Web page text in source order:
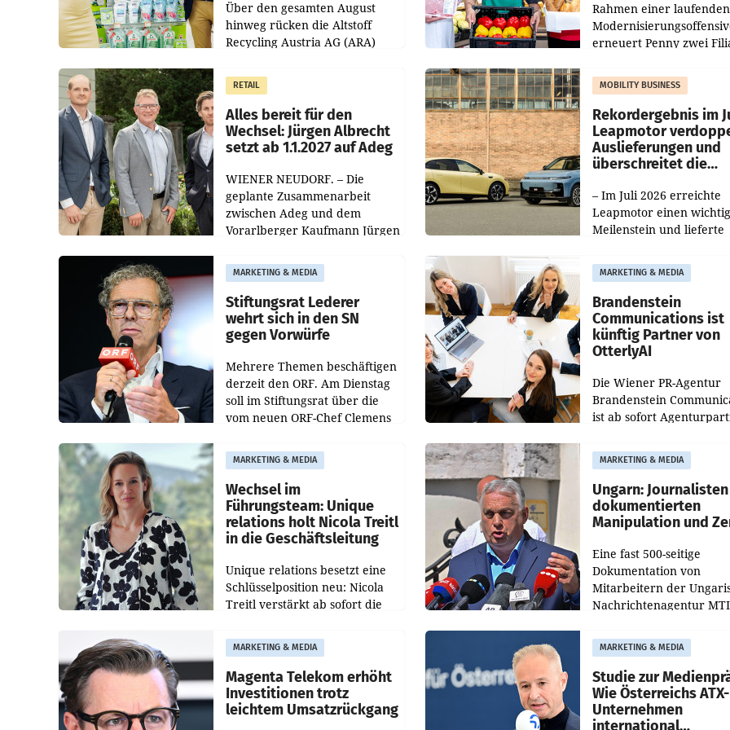
Über den gesamten August
hinweg rücken die Altstoff
Recycling Austria AG (ARA)
Müller die Initiative „Kreislauf-
Helden“ in allen
österreichischen Müller-Filialen
Rahmen einer laufenden
erneuert Penny zwei
Die beiden Standorte
Haag sowie im rund
RETAIL
Alles bereit für den
Wechsel: Jürgen Albrecht
setzt ab 1.1.2027 auf Adeg
WIENER NEUDORF. – Die
geplante Zusammenarbeit
zwischen Adeg und dem
Vorarlberger Kaufmann Jürgen
freigegeben: Die
Bundeswettbewerbsbehörde
und der Bundeskartellanwalt
MOBILITY BUSINESS
Rekordergebnis im
Leapmotor
Auslieferungen und
überschreitet die
– Im Juli 2026 erreichte
Leapmotor einen
Meilenstein und lieferte
aus, womit sich das
gegenüber Juli 2025
verdoppelte (+102
MARKETING & MEDIA
Stiftungsrat Lederer
wehrt sich in den SN
gegen Vorwürfe
Mehrere Themen beschäftigen
derzeit den ORF. Am Dienstag
soll im Stiftungsrat über die
vom neuen ORF-Chef Clemens
Besetzungen für die
Direktionen abgestimmt
werden.
MARKETING & MEDIA
Brandenstein
Communications ist
künftig Partner von
OtterlyAI
Die Wiener PR-Agentur
Brandenstein
ist ab sofort
Optimierungsplattform
OtterlyAI. Damit baut die
Agentur ihr
MARKETING & MEDIA
Wechsel im
Führungsteam: Unique
relations holt Nicola Treitl
in die Geschäftsleitung
Unique relations besetzt eine
Schlüsselposition neu: Nicola
Treitl verstärkt ab sofort die
PR-Agentur an der Seite von
Josef Kalina und Anna Kalina-
Mahr.
MARKETING & MEDIA
Ungarn: Journalisten
dokumentierten
Manipulation und
Eine fast 500-seitige
Dokumentation von
Mitarbeitern der
Nachrichtenagentur
Manipulation und Zensur
der Agentur während
MARKETING & MEDIA
Magenta Telekom erhöht
Investitionen trotz
leichtem Umsatzrückgang
MARKETING & MEDIA
Studie zur
Wie Österreichs ATX-
Unternehmen
international